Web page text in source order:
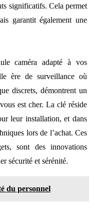
significatifs. Cela permet
garantit également une
caméra adapté à vos
ère de surveillance où
discrets, démontrent un
est cher. La clé réside
leur installation, et dans
lors de l’achat. Ces
sont des innovations
sécurité et sérénité.
du personnel